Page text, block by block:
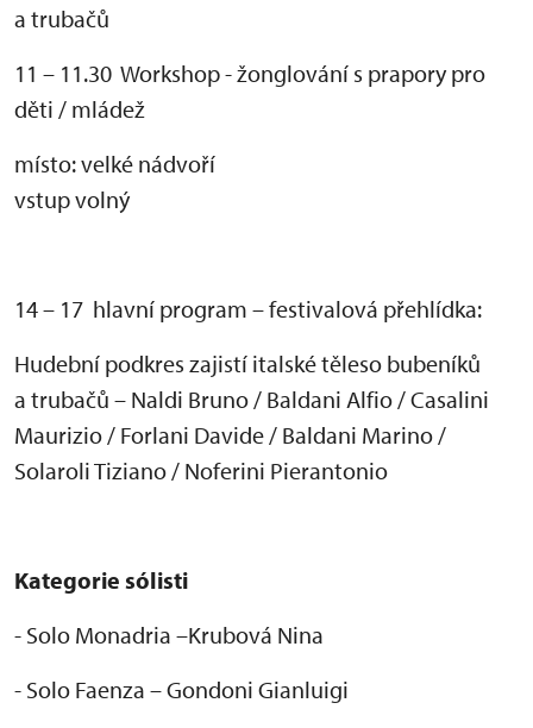
a trubačů
11 – 11.30 Workshop - žonglování s prapory pro
děti / mládež
místo:velké nádvoří
vstup volný
14 – 17 hlavní program – festivalová přehlídka:
Hudební podkres zajistí italské těleso bubeníků
a trubačů – Naldi Bruno / Baldani Alfio / Casalini
Maurizio / Forlani Davide / Baldani Marino /
Solaroli Tiziano / Noferini Pierantonio
Kategorie sólisti
- Solo Monadria –Krubová Nina
- Solo Faenza – Gondoni Gianluigi